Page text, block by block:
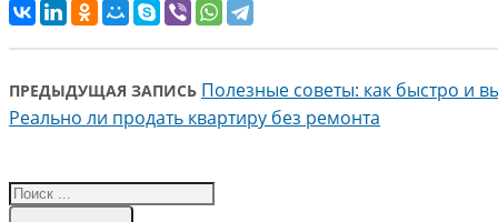
ПРЕДЫДУЩАЯ ЗАПИСЬ Полезные советы: как быстро и
Реально ли продать квартиру без ремонта